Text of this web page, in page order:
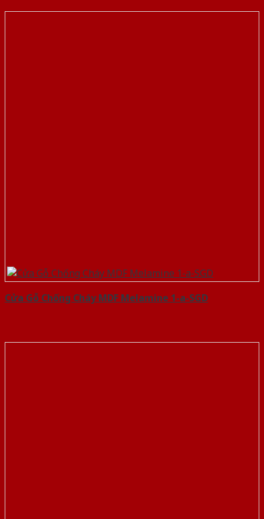
Cửa Gỗ Chống Cháy MDF Melamine 1-a-SGD